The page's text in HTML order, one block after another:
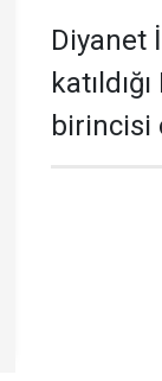
Diyanet
birincisi